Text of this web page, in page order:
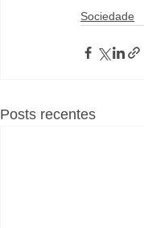
Sociedade
Posts recentes